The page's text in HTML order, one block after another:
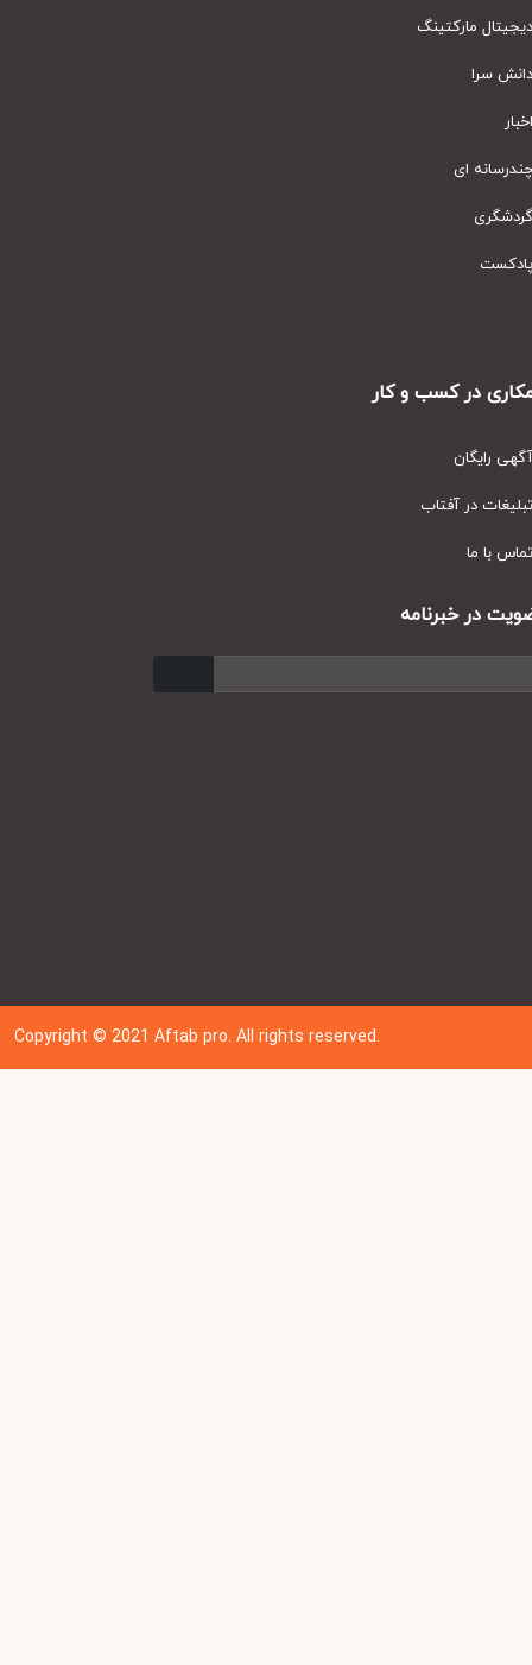
مارکتینگ
سرا
ای
در کسب و کار
رایگان
در آفتاب
با ما
در خبرنامه
Copyright © 202 1Aftab pro. All rights reserved.